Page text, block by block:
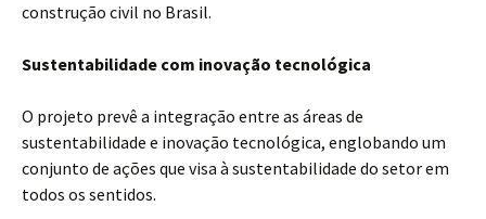
construção civil no Brasil.
Sustentabilidade com inovação tecnológica
O projeto prevê a integração entre as áreas de
sustentabilidade e inovação tecnológica, englobando um
conjunto de ações que visa à sustentabilidade do setor em
todos os sentidos.